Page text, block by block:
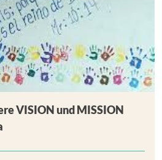
VISION und MISSION